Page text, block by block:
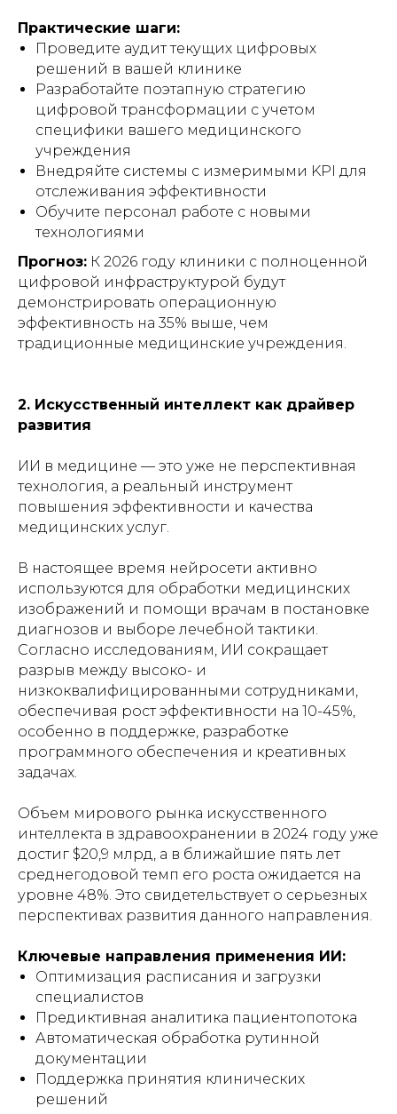
Практические шаги:
Проведите аудит текущих цифровых
решений в вашей клинике
Разработайте поэтапную стратегию
цифровой трансформации с учетом
специфики вашего медицинского
учреждения
Внедряйте системы с измеримыми KPI для
отслеживания эффективности
Обучите персонал работе с новыми
технологиями
Прогноз: К 2026 году клиники с полноценной
цифровой инфраструктурой будут
демонстрировать операционную
эффективность на 35% выше, чем
традиционные медицинские учреждения.
2. Искусственный интеллект как драйвер
развития
ИИ в медицине — это уже не перспективная
технология, а реальный инструмент
повышения эффективности и качества
медицинских услуг.
В настоящее время нейросети активно
используются для обработки медицинских
изображений и помощи врачам в постановке
диагнозов и выборе лечебной тактики.
Согласно исследованиям, ИИ сокращает
разрыв между высоко- и
низкоквалифицированными сотрудниками,
обеспечивая рост эффективности на 10-45%,
особенно в поддержке, разработке
программного обеспечения и креативных
задачах.
Объем мирового рынка искусственного
интеллекта в здравоохранении в 2024 году уже
достиг $20,9 млрд, а в ближайшие пять лет
среднегодовой темп его роста ожидается на
уровне 48%. Это свидетельствует о серьезных
перспективах развития данного направления.
Ключевые направления применения ИИ:
Оптимизация расписания и загрузки
специалистов
Предиктивная аналитика пациентопотока
Автоматическая обработка рутинной
документации
Поддержка принятия клинических
решений